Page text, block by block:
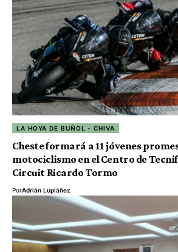
LA HOYA DE BUÑOL - CHIVA
Cheste formará a 11 jóvenes
motociclismo en el Centro de
Circuit Ricardo Tormo
PorAdrián Lupiáñez